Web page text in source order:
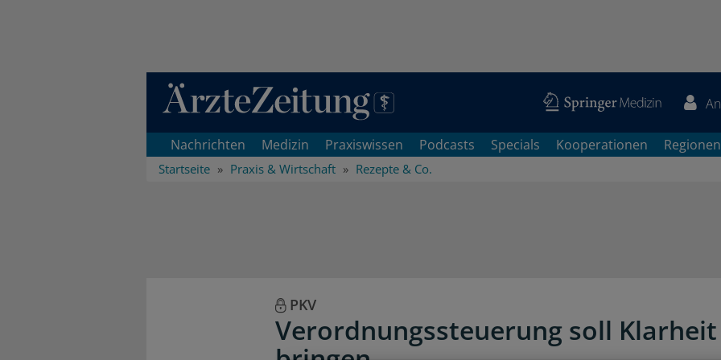
Direkt zum Inhaltsbereich
Nachrichten Medizin Praxiswissen Podcasts Specials Kooperationen Regionen
Startseite Praxis & Wirtschaft Rezepte & Co.
PKV
Verordnungssteuerung soll Klarheit